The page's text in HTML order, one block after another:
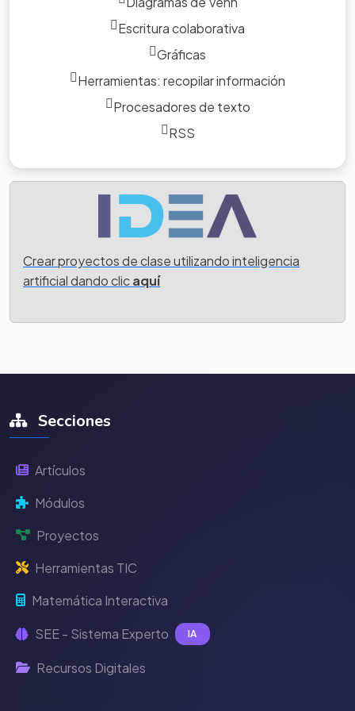
Crear proyectos de clase utilizando inteligencia
artificial dando clicaquí
Escritura colaborativa
Gráficas
Herramientas: recopilar información
Procesadores de texto
RSS
Crear proyectos de clase utilizando inteligencia
artificial dando clicaquí
Secciones
Artículos
Módulos
Proyectos
Herramientas TIC
Matemática Interactiva
SEE - Sistema Experto IA
Recursos Digitales